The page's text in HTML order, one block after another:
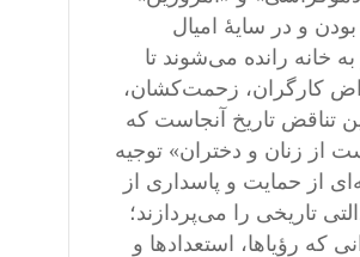
و در سایهٔ امیال
خانه رانده می‌شوند تا
کارگران، زحمت‌کشان،
تناقض تاریخ آنجاست که
از زنان و دختران» توجیه
از حمایت و پاسداری از
تاریخی را می‌پردازند؛
که رؤیاها، استعدادها و